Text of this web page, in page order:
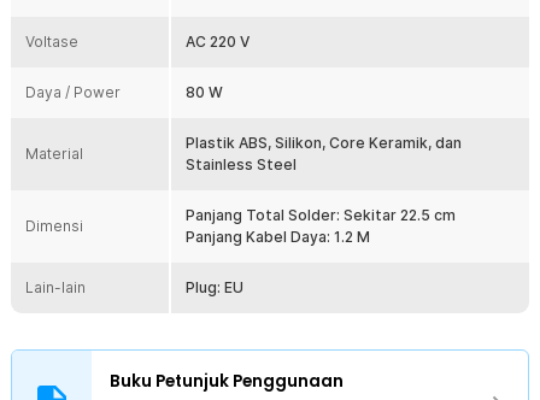
akurat menjadikan alat ini favorit di kalangan hobiis maupun teknisi.
Fitur
Pegangan Taffware solder listrik dirancang secara ergonomis untuk
memberikan kenyamanan maksimal selama penggunaan. Cocok
tangan cepat lelah, desainnya juga memudahkan kontrol dan
stabilitas saat bekerja di area sempit.
Dilengkapi dengan layar LCD yang menampilkan suhu secara real-
yang bersih dan kuat.
Voltase AC 220 V
Daya / Power 80 W
Material
Plastik ABS, Silikon, Core Keramik, dan
Stainless Steel
Dimensi
Panjang Total Solder: Sekitar 22.5 cm
Panjang Kabel Daya: 1.2 M
Lain-lain Plug: EU
Buku Petunjuk Penggunaan